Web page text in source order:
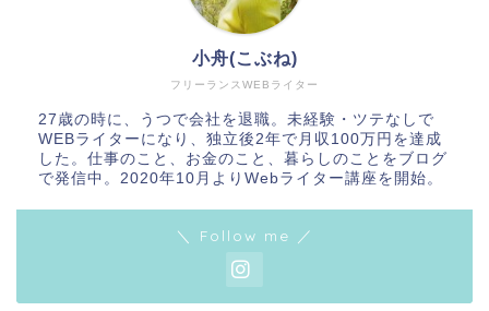
フリーランスWEBライター
小舟(こぶね)
27歳の時に、うつで会社を退職。未経験・ツテなしで
WEBライターになり、独立後2年で月収100万円を達成
した。仕事のこと、お金のこと、暮らしのことをブログ
で発信中。2020年10月よりWebライター講座を開始。
＼ Follow me ／